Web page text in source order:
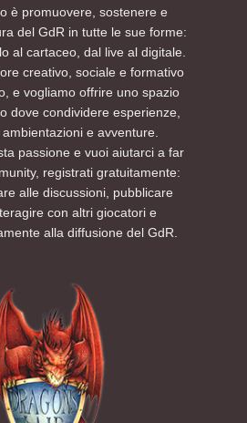
è promuovere, sostenere e
del GdR in tutte le sue forme:
al cartaceo, dal live al digitale.
creativo, sociale e formativo
e vogliamo offrire uno spazio
dove condividere esperienze,
e avventure.
passione e vuoi aiutarci a far
registrati gratuitamente:
alle discussioni, pubblicare
con altri giocatori e
alla diffusione del GdR.